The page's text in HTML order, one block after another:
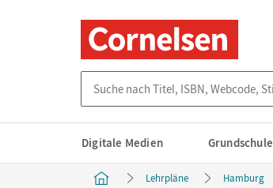
Digitale Medien Grundschule
Lehrpläne Hamburg